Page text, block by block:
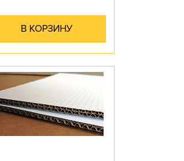
В КОРЗИНУ